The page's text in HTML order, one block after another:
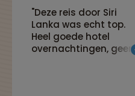
"Deze reis door Siri
Lanka was echt top.
Heel goede hotel
overnachtingen, geen